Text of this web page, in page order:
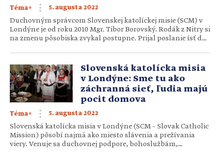
Téma+ 5. augusta 2022
Duchovným správcom Slovenskej katolíckej misie (SCM) v
Londýne je od roku 2010 Mgr. Tibor Borovský. Rodák z Nitry si
na zmenu pôsobiska zvykal postupne. Prijal poslanie ísť do
sprievodcom ľuďom, ktorí túžili žiť vo viere v neho aj mimo
domoviny. Ako a kedy ste sa dostali […]Slovenská katolícka misia
v Londýne: Sme tu ako
záchranná sieť, ľudia majú
pocit domova
Téma+ 5. augusta 2022
Slovenská katolícka misia v Londýne (SCM – Slovak Catholic
Mission) pôsobí najmä ako miesto slávenia a prežívania
viery. Venuje sa duchovnej podpore, bohoslužbám,